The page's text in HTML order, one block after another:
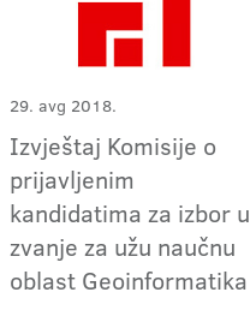
29. avg 2018.
Izvještaj Komisije o
prijavljenim
kandidatima za izbor u
zvanje za užu naučnu
oblast Geoinformatika